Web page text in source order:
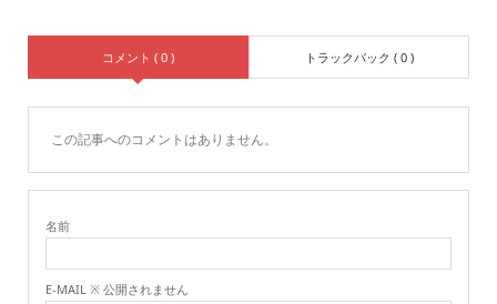
コメント ( 0 ) トラックバック ( 0 )
この記事へのコメントはありません。
名前
E-MAIL ※ 公開されません